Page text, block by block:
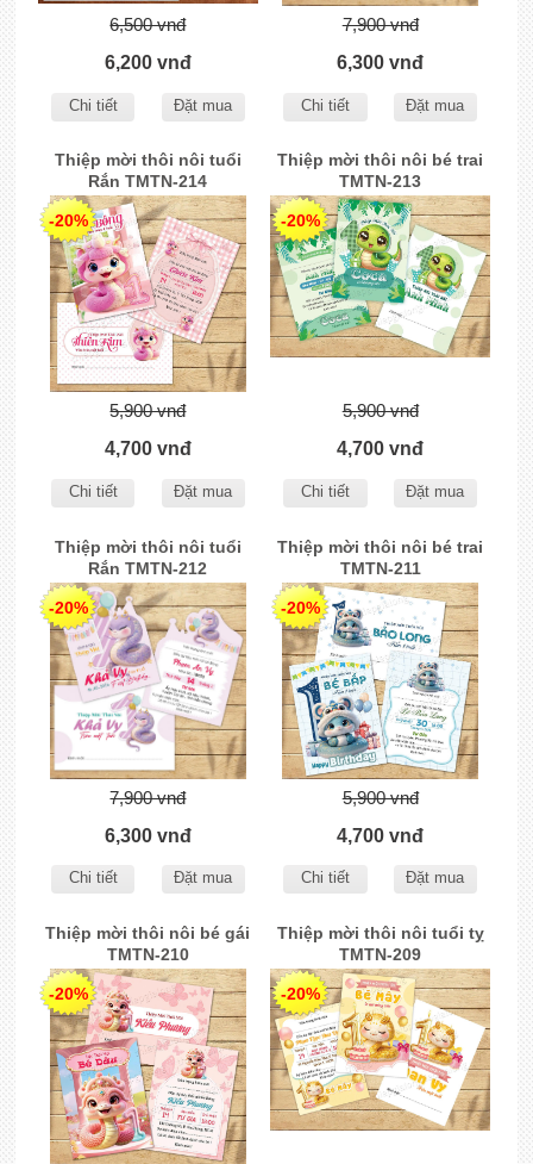
6,500 vnđ
6,200 vnđ
Chi tiết Đặt mua
7,900 vnđ
6,300 vnđ
Chi tiết Đặt mua
Thiệp mời thôi nôi tuổi
Rắn TMTN-214
-20%
5,900 vnđ
4,700 vnđ
Chi tiết Đặt mua
Thiệp mời thôi nôi bé trai
TMTN-213
-20%
5,900 vnđ
4,700 vnđ
Chi tiết Đặt mua
Thiệp mời thôi nôi tuổi
Rắn TMTN-212
-20%
7,900 vnđ
6,300 vnđ
Chi tiết Đặt mua
Thiệp mời thôi nôi bé trai
TMTN-211
-20%
5,900 vnđ
4,700 vnđ
Chi tiết Đặt mua
Thiệp mời thôi nôi bé gái
TMTN-210
-20%
Thiệp mời thôi nôi tuổi tỵ
TMTN-209
-20%